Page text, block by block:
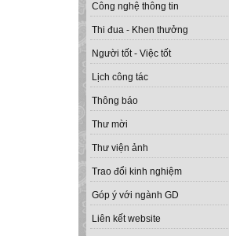
Công nghệ thông tin
Thi đua - Khen thưởng
Người tốt - Việc tốt
Lịch công tác
Thông báo
Thư mời
Thư viện ảnh
Trao đổi kinh nghiệm
Góp ý với ngành GD
Liên kết website